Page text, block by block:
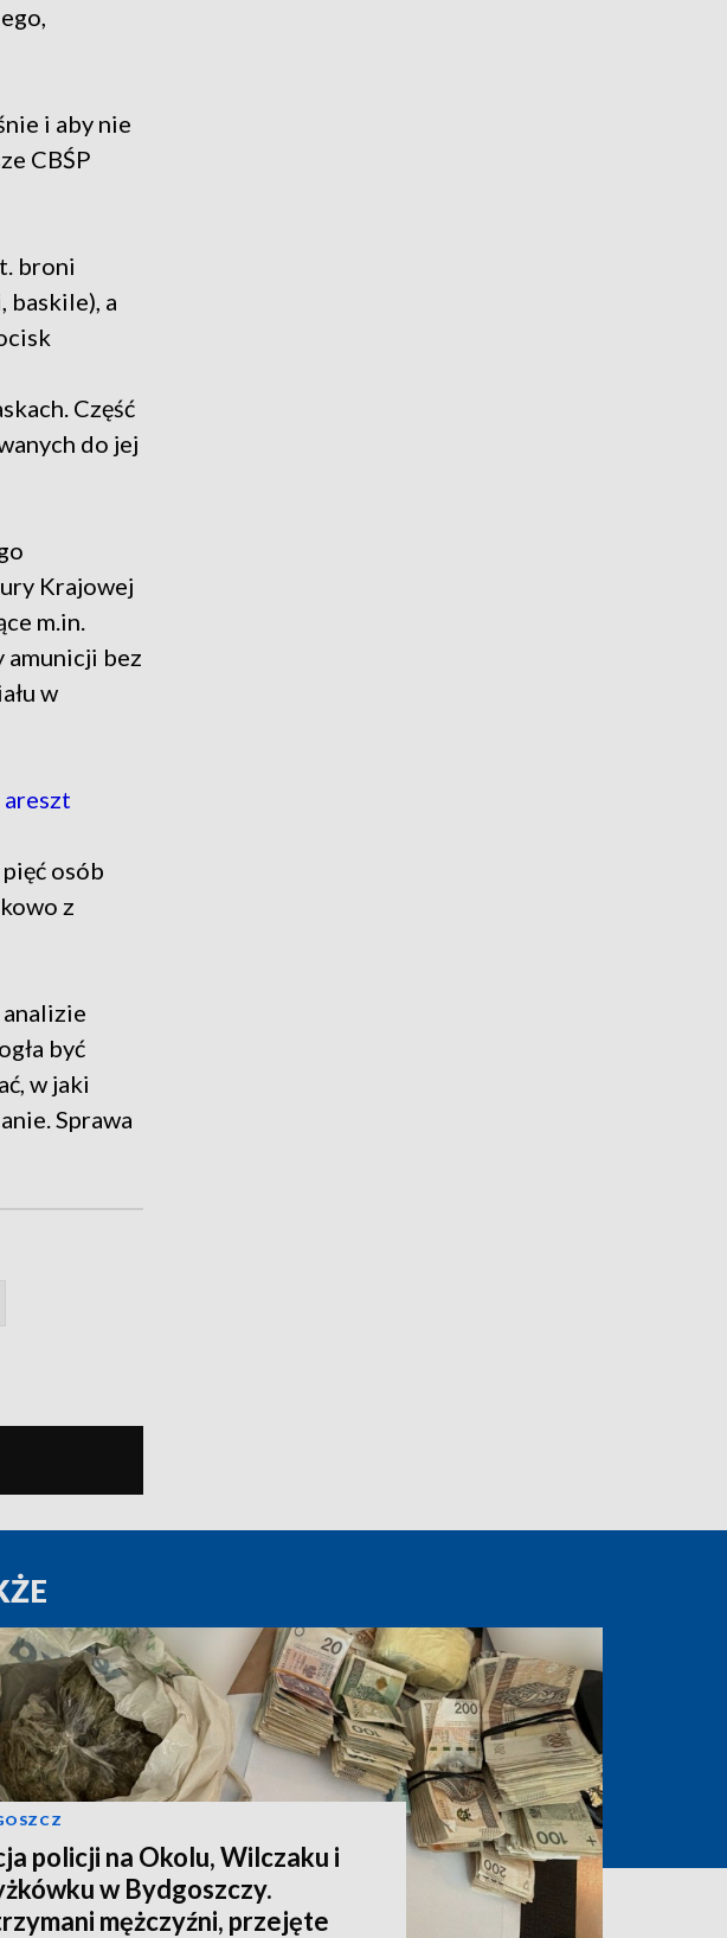
i aby nie
CBŚP
broni
baskile), a
Część
do jej
Krajowej
m.in.
amunicji bez
w
areszt
osób
z
być
w jaki
Sprawa
policji na Okolu, Wilczaku i
w Bydgoszczy.
mężczyźni, przejęte